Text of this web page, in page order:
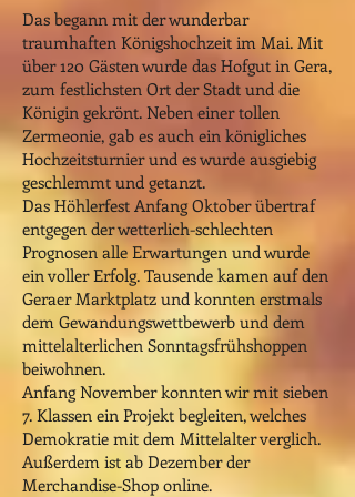
Das begann mit der wunderbar
traumhaften Königshochzeit im Mai. Mit
über 120 Gästen wurde das Hofgut in Gera,
zum festlichsten Ort der Stadt und die
Königin gekrönt. Neben einer tollen
Zermeonie, gab es auch ein königliches
Hochzeitsturnier und es wurde ausgiebig
geschlemmt und getanzt.
Das Höhlerfest Anfang Oktober übertraf
entgegen der wetterlich-schlechten
Prognosen alle Erwartungen und wurde
ein voller Erfolg. Tausende kamen auf den
Geraer Marktplatz und konnten erstmals
dem Gewandungswettbewerb und dem
mittelalterlichen Sonntagsfrühshoppen
beiwohnen.
Anfang November konnten wir mit sieben
7. Klassen ein Projekt begleiten, welches
Demokratie mit dem Mittelalter verglich.
Außerdem ist ab Dezember der
Merchandise-Shop online.